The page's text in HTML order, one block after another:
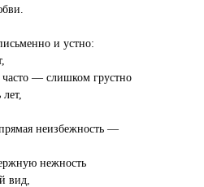
и устно:
часто — слишком грустно
неизбежность —
нежность
вид,